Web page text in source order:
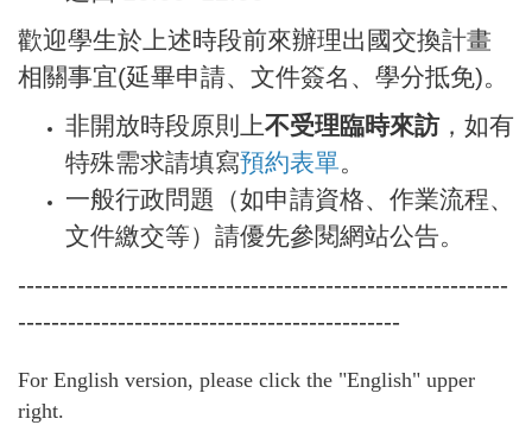
歡迎學生於上述時段前來辦理出國交換計畫
相關事宜(延畢申請、文件簽名、學分抵免)。
非開放時段原則上不受理臨時來訪，如有
特殊需求請填寫預約表單。
一般行政問題（如申請資格、作業流程、
文件繳交等）請優先參閱網站公告。
-----------------------------------------------------------
----------------------------------------------
For English version, please click the "English" upper
right.